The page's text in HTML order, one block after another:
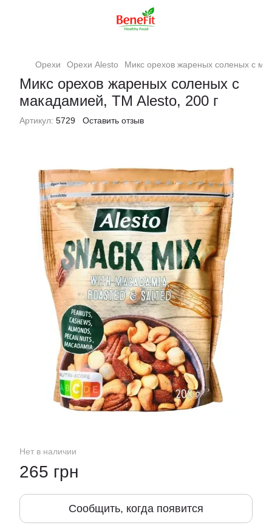
Орехи Орехи Alesto Микс орехов жареных соленых с
Микс орехов жареных соленых с
макадамией, TM Alesto, 200 г
Артикул: 5729 Оставить отзыв
Нет в наличии
265 грн
Сообщить, когда появится